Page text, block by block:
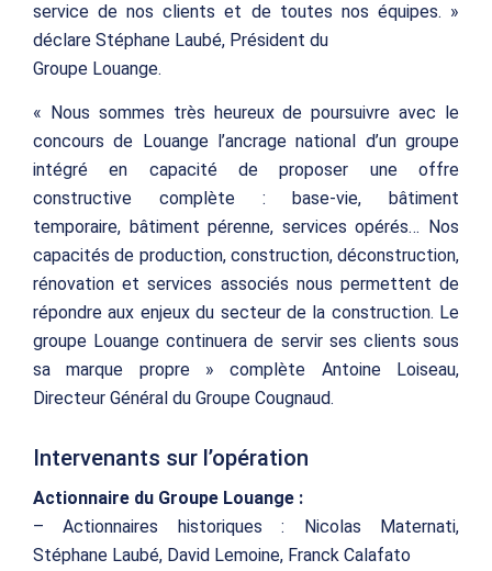
service de nos clients et de toutes nos équipes. »
déclare Stéphane Laubé, Président du
Groupe Louange.
« Nous sommes très heureux de poursuivre avec le
concours de Louange l’ancrage national d’un groupe
intégré en capacité de proposer une offre
constructive complète : base-vie, bâtiment
temporaire, bâtiment pérenne, services opérés… Nos
capacités de production, construction, déconstruction,
rénovation et services associés nous permettent de
répondre aux enjeux du secteur de la construction. Le
groupe Louange continuera de servir ses clients sous
sa marque propre » complète Antoine Loiseau,
Directeur Général du Groupe Cougnaud.
Intervenants sur l’opération
Actionnaire du Groupe Louange :
– Actionnaires historiques : Nicolas Maternati,
Stéphane Laubé, David Lemoine, Franck Calafato